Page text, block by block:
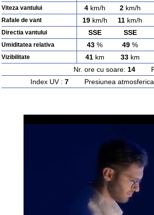
Viteza vantului 4km/h 2km/h
Rafale de vant 19km/h 11 km/h
Directia vantului SSE SSE
Umiditatea relativa 43 % 49 %
Vizibilitate 41km 33km
Nr. ore cu soare: 14
Index UV : 7Presiunea